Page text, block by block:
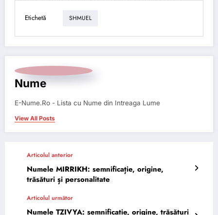
Etichetă SHMUEL
Nume
E-Nume.Ro - Lista cu Nume din Intreaga Lume
View All Posts
Articolul anterior
Numele MIRRIKH: semnificație, origine,
trăsături și personalitate
Articolul următor
Numele TZIVYA: semnificație, origine, trăsături